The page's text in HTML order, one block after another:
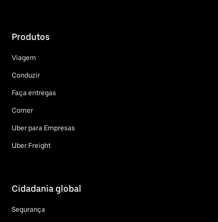
Produtos
Viagem
Conduzir
Faça entregas
Comer
Uber para Empresas
Uber Freight
Cidadania global
Segurança